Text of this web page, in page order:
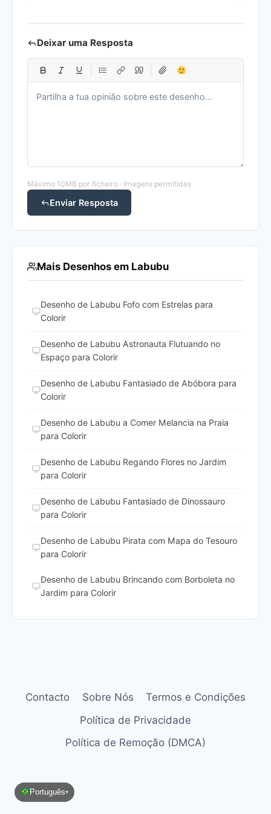
Deixar uma Resposta
Máximo 10MB por ficheiro · Imagens permitidas
Enviar Resposta
Mais Desenhos em Labubu
Desenho de Labubu Fofo com Estrelas para
Colorir
Desenho de Labubu Astronauta Flutuando no
Espaço para Colorir
Desenho de Labubu Fantasiado de Abóbora para
Colorir
Desenho de Labubu a Comer Melancia na Praia
para Colorir
Desenho de Labubu Regando Flores no Jardim
para Colorir
Desenho de Labubu Fantasiado de Dinossauro
para Colorir
Desenho de Labubu Pirata com Mapa do Tesouro
para Colorir
Desenho de Labubu Brincando com Borboleta no
Jardim para Colorir
Contacto Sobre Nós
Termos e Condições
Política de Privacidade
Política de Remoção (DMCA)
Português▾